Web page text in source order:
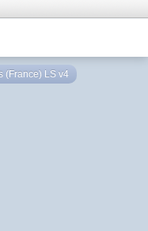
(France) LS v4